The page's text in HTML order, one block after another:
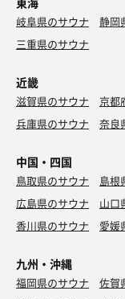
岐阜県のサウナ 静岡
三重県のサウナ
近畿
滋賀県のサウナ 京都
兵庫県のサウナ
奈良
中国・四国
鳥取県のサウナ 島根
広島県のサウナ
山口
香川県のサウナ
愛媛
九州・沖縄
福岡県のサウナ 佐賀